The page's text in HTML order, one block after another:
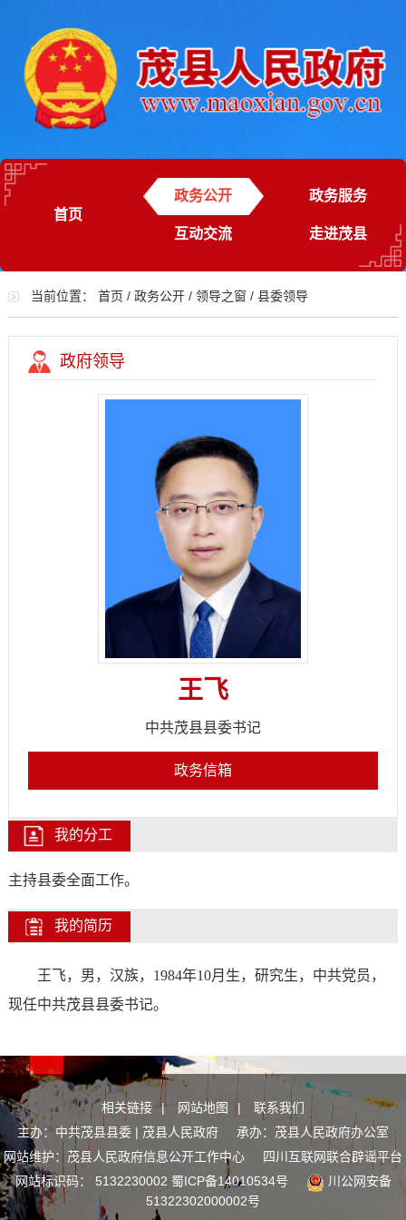
首页
政务公开 政务服务
互动交流 走进茂县
当前位置： 首页 / 政务公开/ 领导之窗 / 县委领导
政府领导
王飞
中共茂县县委书记
政务信箱
我的分工
主持县委全面工作。
我的简历
王飞，男，汉族， 1984年10月生，研究生，中共党员，
现任中共茂县县委书记。
相关链接 | 网站地图 |
联系我们
主办：中共茂县县委 | 茂县人民政府 承办：茂县人民政府办公室
网站维护：茂县人民政府信息公开工作中心
四川互联网联合辟谣平台
网站标识码： 5132230002 蜀ICP备14010534号
川公网安备
51322302000002号